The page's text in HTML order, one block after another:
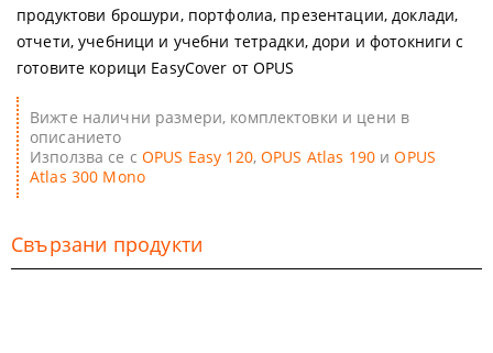
продуктови брошури, портфолиа, презентации, доклади,
отчети, учебници и учебни тетрадки, дори и фотокниги с
готовите корици EasyCover от OPUS
Вижте налични размери, комплектовки и цени в
описанието
Използва се с OPUS Easy 120,OPUS Atlas 190 иOPUS
Atlas 300 Mono
Свързани продукти